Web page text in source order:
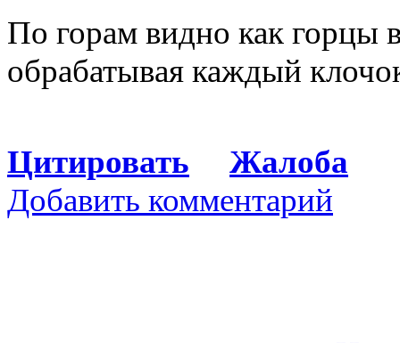
По горам видно как горцы
обрабатывая каждый
Цитировать
Жалоба
Добавить комментарий